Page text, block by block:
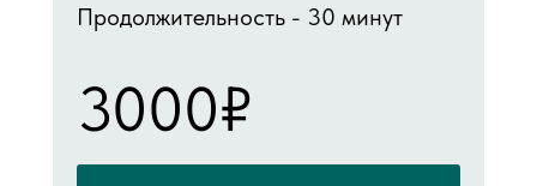
Продолжительность - 30 минут
3000₽